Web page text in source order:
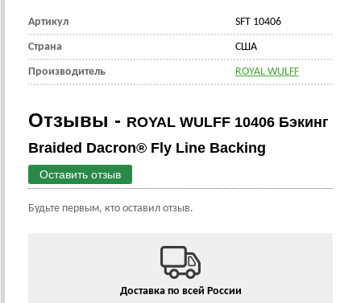
Артикул SFT 10406
Страна CША
Производитель ROYAL WULFF
Отзывы - ROYAL WULFF 10406 Бэкинг
Braided Dacron® Fly Line Backing
Оставить отзыв
Будьте первым, кто оставил отзыв.
Доставка по всей России